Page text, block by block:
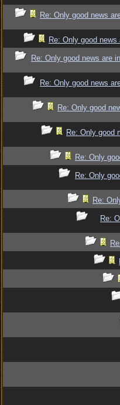
Re: Only good news
Re: Only good
Re: Only good news are
Re: Only good news
Re: Only good
Re: Only good
Re: Only
Re: Only
Re:
Re: